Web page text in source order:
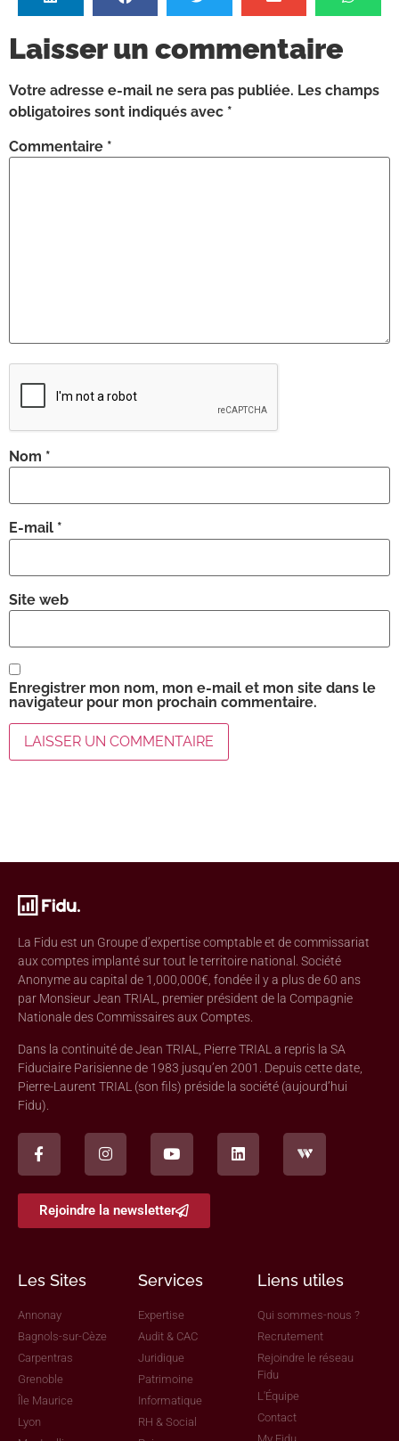
Laisser un commentaire
Votre adresse e-mail ne sera pas publiée. Les champs
obligatoires sont indiqués avec *
Commentaire *
Nom *
E-mail *
Site web
Enregistrer mon nom, mon e-mail et mon site dans le
navigateur pour mon prochain commentaire.
La Fidu est un Groupe d’expertise comptable et de commissariat
aux comptes implanté sur tout le territoire national. Société
Anonyme au capital de 1,000,000€, fondée il y a plus de 60 ans
par Monsieur Jean TRIAL, premier président de la Compagnie
Nationale des Commissaires aux Comptes.
Dans la continuité de Jean TRIAL, Pierre TRIAL a repris la SA
Fiduciaire Parisienne de 1983 jusqu’en 2001. Depuis cette date,
Pierre-Laurent TRIAL (son fils) préside la société (aujourd’hui
Fidu).
Rejoindre la newsletter
Les Sites
Annonay
Bagnols-sur-Cèze
Carpentras
Grenoble
Île Maurice
Lyon
Services
Expertise
Audit & CAC
Juridique
Patrimoine
Informatique
RH & Social
Liens utiles
Qui sommes-nous ?
Recrutement
Rejoindre le réseau
Fidu
L'Équipe
Contact